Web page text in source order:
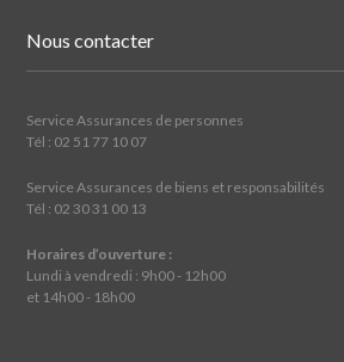
Nous contacter
Service Assurances de personnes
Tél : 02 51 77 10 07
Service Assurances de biens et responsabilités
Tél : 02 30 31 00 13
Horaires d’ouverture :
Lundi à vendredi : 9h00 - 12h00
et 14h00 - 18h00